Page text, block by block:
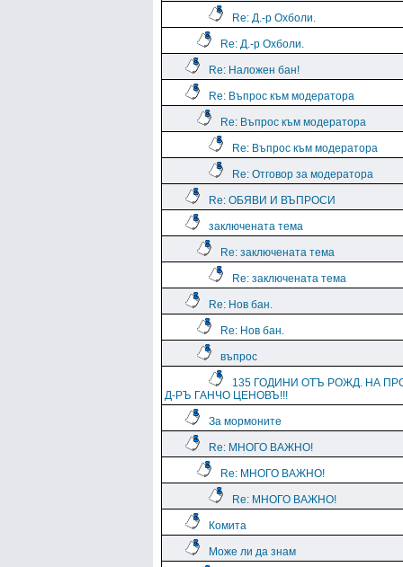
Re: Д.-р Охболи.
Re: Д.-р Охболи.
Re: Наложен бан!
Re: Въпрос към модератора
Re: Въпрос към модератора
Re: Въпрос към модератора
Re: Отговор за модератора
Re: ОБЯВИ И ВЪПРОСИ
заключената тема
Re: заключената тема
Re: заключената тема
Re: Нов бан.
Re: Нов бан.
въпрос
135 ГОДИНИ ОТЪ РОЖД. НА
Д-РЪ ГАНЧО ЦЕНОВЪ!!!
За мормоните
Re: МНОГО ВАЖНО!
Re: МНОГО ВАЖНО!
Re: МНОГО ВАЖНО!
Комита
Може ли да знам